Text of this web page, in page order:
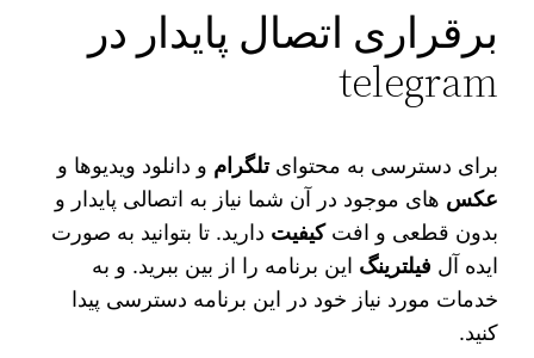
برقراری اتصال پایدار در
telegram
برای دسترسی به محتوایتلگرام و دانلود ویدیوها و
عکس‌ های موجود در آن شما نیاز به اتصالی پایدار و
بدون قطعی و افتکیفیت دارید. تا بتوانید به صورت
ایده آل فیلترینگ این برنامه را از بین ببرید. و به
خدمات مورد نیاز خود در این برنامه دسترسی پیدا
کنید.